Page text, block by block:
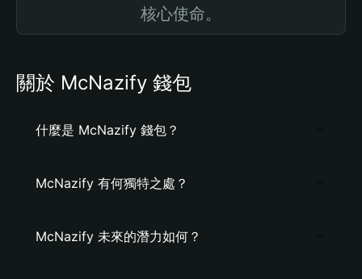
核心使命。
關於 McNazify 錢包
什麼是 McNazify 錢包？
McNazify 有何獨特之處？
McNazify 未來的潛力如何？